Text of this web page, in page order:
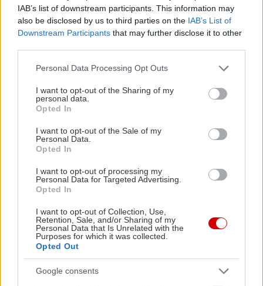
IAB’s list of downstream participants. This information may
also be disclosed by us to third parties on the IAB’s List of
Downstream Participants that may further disclose it to other
Please note that this website/app uses one or more Google
not limited to your visit or usage behaviour. You may click to
grant or deny consent to Google and its third-party tags to
use your data for below specified purposes in below Google
consent section.
Personal Data Processing Opt Outs
I want to opt-out of the Sharing of my
personal data.
Opted In
I want to opt-out of the Sale of my
Personal Data.
Opted In
I want to opt-out of processing my
Personal Data for Targeted Advertising.
Opted In
I want to opt-out of Collection, Use,
Retention, Sale, and/or Sharing of my
Personal Data that Is Unrelated with the
Purposes for which it was collected.
Opted Out
Google consents
Άμμος ή βότσαλο;Κυρίως άμμο, με βοτσαλάκια
εκεί που σκάει το κύμα.
παραλία έχει beach bar, που πας από μονοπάτι σε
2-3 λεπτά με τα πόδια).
Αέρας;Απάνεμη παραλία, την προστατεύουν
χερσόνησος που την αγκαλιάζει.
Κατάλληλο για πιτσιρίκια;
και ρηχά νερά. Έχει όμως λίγα βραχάκια σε σημεία
μέσα στο νερό, το νου σου αν είναι πολύ μικρά τα
Διαβάστε περισσότερα -Το ήξερες ότι έχουμε
στην Αττική παραλία που λέγεται Χρυσό
Φεγγάρι;